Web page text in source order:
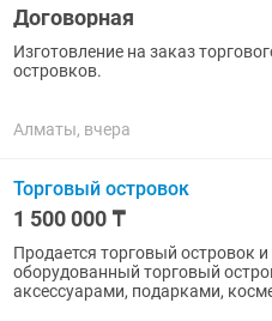
Договорная
Изготовление на заказ
островков.
Алматы, вчера
Торговый островок
1 500 000 ₸
Продается торговый островок и место 📍 Площадь: 6 кв. м
оборудованный торговый
аксессуарами, подарками,